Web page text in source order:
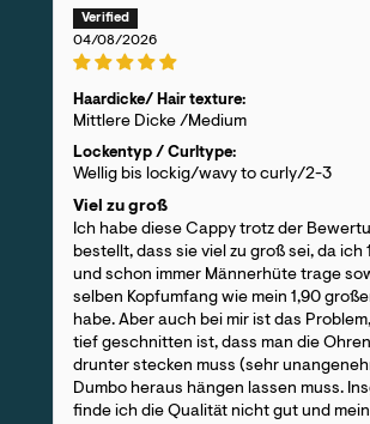
04/08/2026
Haardicke/ Hair texture:
Mittlere Dicke /Medium
Lockentyp / Curltype:
Wellig bis lockig/wavy to curly/2-3
Viel zu groß
Ich habe diese Cappy trotz der
bestellt, dass sie viel zu groß sei, da ich
und schon immer Männerhüte trage
selben Kopfumfang wie mein 1,90
habe. Aber auch bei mir ist das
tief geschnitten ist, dass man die
drunter stecken muss (sehr
Dumbo heraus hängen lassen muss.
finde ich die Qualität nicht gut und